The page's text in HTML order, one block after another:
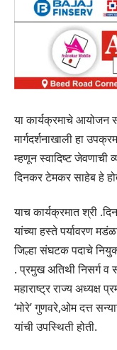
या कार्यक्रमाचे आयोजन
मार्गदर्शनाखाली हा
म्हणून स्वादिष्ट जेवणाची
दिनकर टेमकर साहेब हे
याच कार्यक्रमात श्री
यांच्या हस्ते पर्यावरण
जिल्हा संघटक पदाचे
. प्रमुख अतिथी निसर्ग व
महाराष्ट्र राज्य अध्यक्ष
‘मोरे’ गुणवरे,ओम दत्त
यांची उपस्थिती होती.